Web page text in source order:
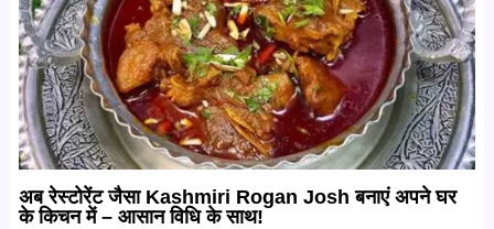
अब रेस्टोरेंट जैसा Kashmiri Rogan Josh बनाएं अपने घर
के किचन में – आसान विधि के साथ!